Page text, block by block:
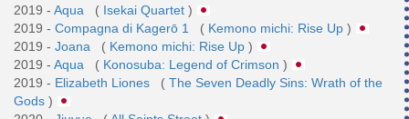
2019 - Aqua ( Isekai Quartet )
2019 - Compagna di Kagerō 1 ( Kemono michi: Rise Up )
2019 - Joana ( Kemono michi: Rise Up )
2019 - Aqua ( Konosuba: Legend of Crimson )
2019 - Elizabeth Liones ( The Seven Deadly Sins: Wrath of the
Gods )